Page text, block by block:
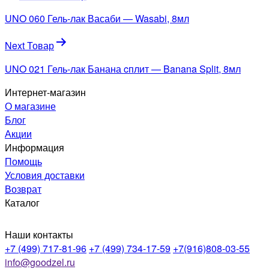
по
записям
UNO 060 Гель-лак Васаби — Wasabi, 8мл
Next Товар
UNO 021 Гель-лак Банана cплит — Banana Split, 8мл
Интернет-магазин
О магазине
Блог
Акции
Информация
Помощь
Условия доставки
Возврат
Каталог
Наши контакты
+7 (499) 717-81-96 +7 (499) 734-17-59 +7(916)808-03-55
info@goodzel.ru